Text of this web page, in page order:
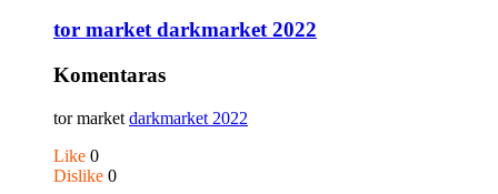
tor market darkmarket 2022
Komentaras
tor market darkmarket 2022
Like 0
Dislike 0